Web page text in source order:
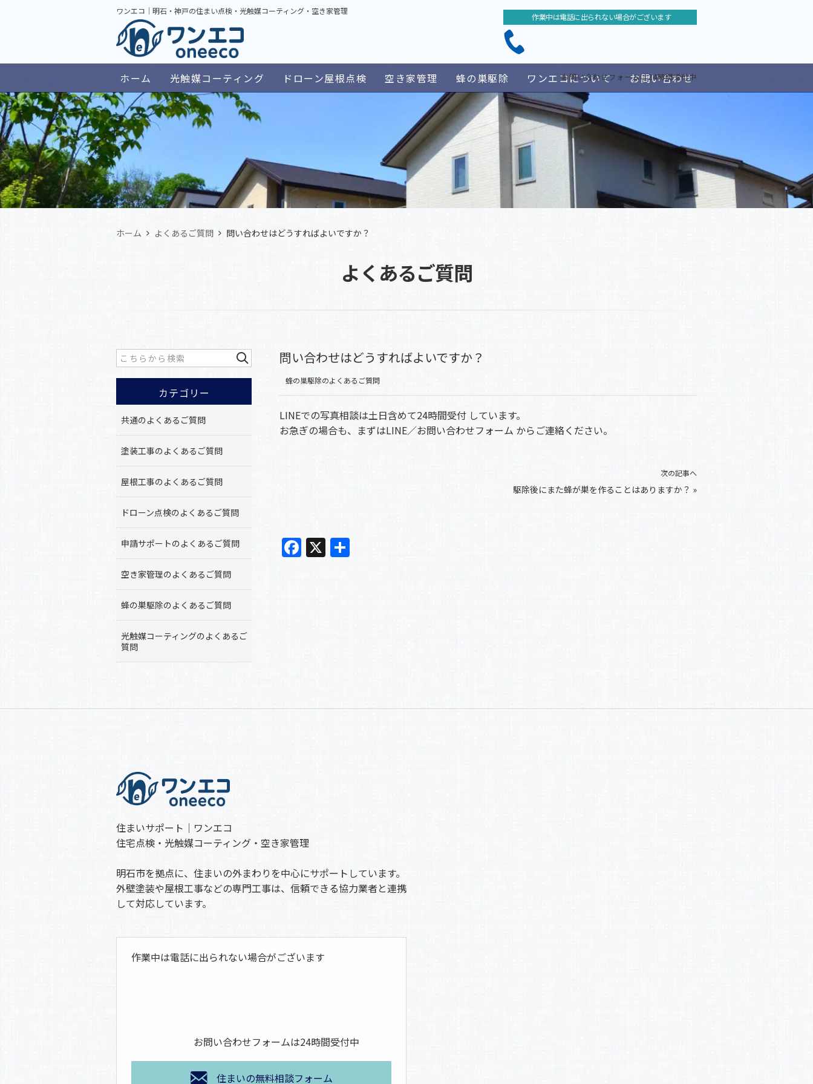
ワンエコ｜明石・神戸の住まい点検・光触媒コーティング・空き家管理
作業中は電話に出られない場合がございます
お問い合わせフォームは24時間受付中
ホーム 光触媒コーティング ドローン屋根点検 空き家管理 蜂の巣駆除 ワンエコについて お問い合わせ
ホーム よくあるご質問 問い合わせはどうすればよいですか？
よくあるご質問
問い合わせはどうすればよいですか？
蜂の巣駆除のよくあるご質問
LINEでの写真相談は土日含めて24時間受付 しています。
お急ぎの場合も、まずはLINE／お問い合わせフォーム からご連絡ください。
次の記事へ
駆除後にまた蜂が巣を作ることはありますか？ »
F X
カテゴリー
共通のよくあるご質問
塗装工事のよくあるご質問
屋根工事のよくあるご質問
ドローン点検のよくあるご質問
申請サポートのよくあるご質問
空き家管理のよくあるご質問
蜂の巣駆除のよくあるご質問
光触媒コーティングのよくあるご
質問
住まいサポート｜ワンエコ
住宅点検・光触媒コーティング・空き家管理
明石市を拠点に、住まいの外まわりを中心にサポートしています。
外壁塗装や屋根工事などの専門工事は、信頼できる協力業者と連携
して対応しています。
作業中は電話に出られない場合がございます
お問い合わせフォームは24時間受付中
住まいの無料相談フォーム